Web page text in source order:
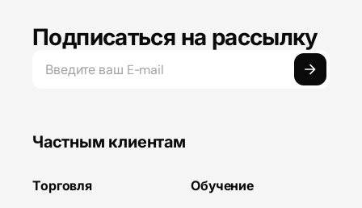
Подписаться на рассылку
Частным клиентам
Торговля Обучение